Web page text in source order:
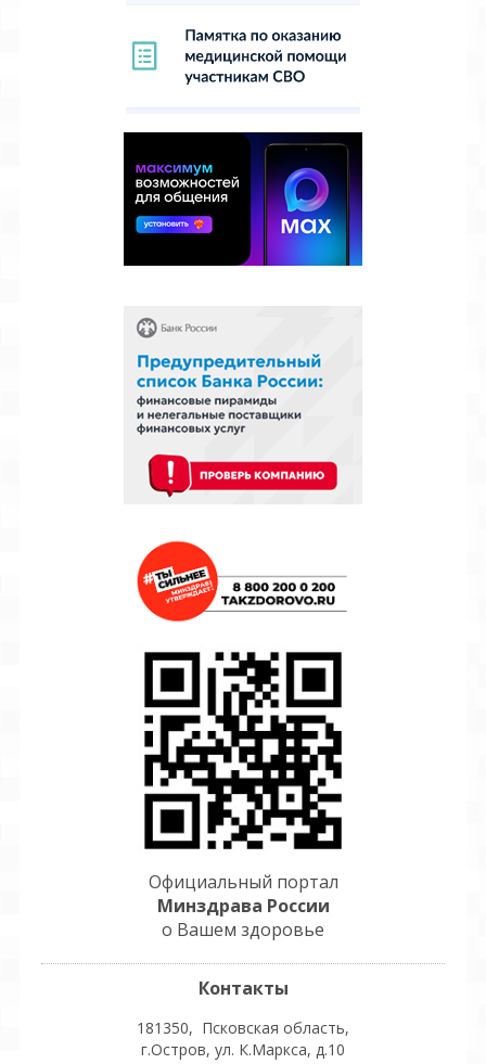
Официальный портал
Минздрава России
о Вашем здоровье
Контакты
181350, Псковская область,
г.Остров, ул. К.Маркса, д.10